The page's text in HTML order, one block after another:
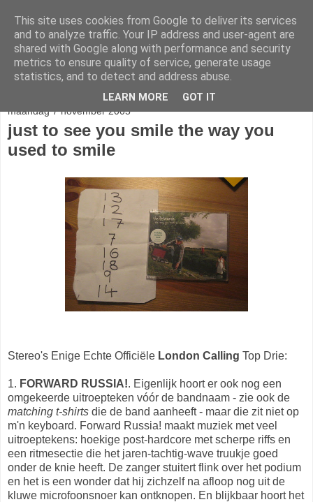
stereo
maandag 7 november 2005
just to see you smile the way you
used to smile
Stereo's Enige Echte Officiële London Calling Top Drie:
1. FORWARD RUSSIA!. Eigenlijk hoort er ook nog een
omgekeerde uitroepteken vóór de bandnaam - zie ook de
matching t-shirts die de band aanheeft - maar die zit niet op
m'n keyboard. Forward Russia! maakt muziek met veel
uitroeptekens: hoekige post-hardcore met scherpe riffs en
een ritmesectie die het jaren-tachtig-wave truukje goed
onder de knie heeft. De zanger stuitert flink over het podium
en het is een wonder dat hij zichzelf na afloop nog uit de
kluwe microfoonsnoer kan ontknopen. En blijkbaar hoort het
This site uses cookies from Google to deliver its services
and to analyze traffic. Your IP address and user-agent are
shared with Google along with performance and security
metrics to ensure quality of service, generate usage
statistics, and to detect and address abuse.
LEARN MORE GOT IT